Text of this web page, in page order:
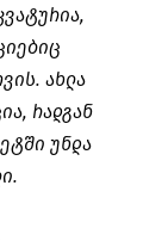
ახლა
რადგან
უნდა